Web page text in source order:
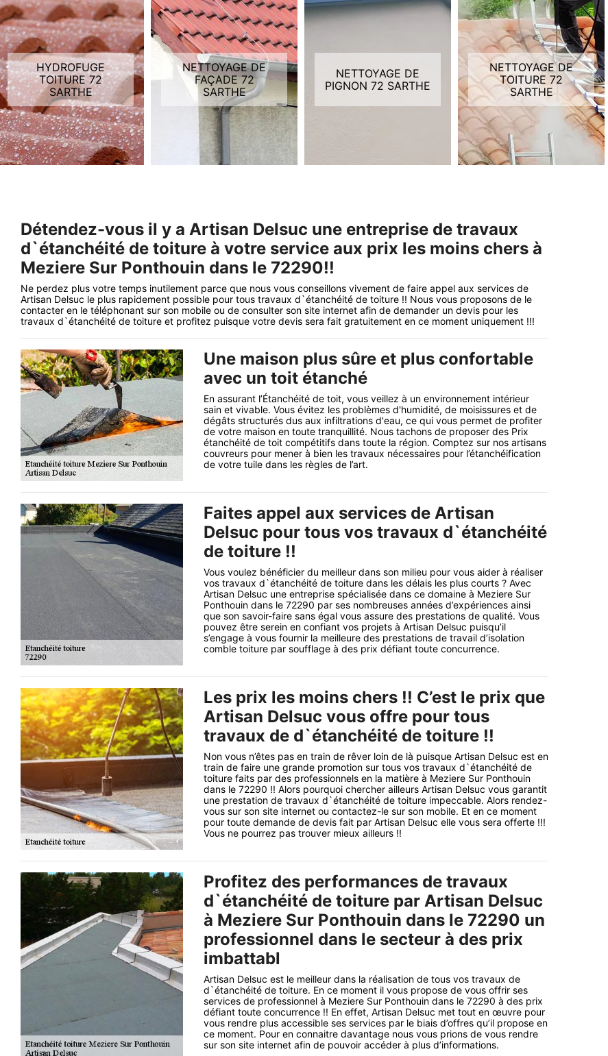
HYDROFUGE
TOITURE 72
SARTHE
NETTOYAGE DE
FAÇADE 72
SARTHE
NETTOYAGE DE
PIGNON 72 SARTHE
NETTOYAGE DE
TOITURE 72
SARTHE
Détendez-vous il y a Artisan Delsuc une entreprise de travaux
d`étanchéité de toiture à votre service aux prix les moins chers à
Meziere Sur Ponthouin dans le 72290!!
Ne perdez plus votre temps inutilement parce que nous vous conseillons vivement de faire appel aux services de
Artisan Delsuc le plus rapidement possible pour tous travaux d`étanchéité de toiture !! Nous vous proposons de le
contacter en le téléphonant sur son mobile ou de consulter son site internet afin de demander un devis pour les
travaux d`étanchéité de toiture et profitez puisque votre devis sera fait gratuitement en ce moment uniquement !!!
Une maison plus sûre et plus confortable
avec un toit étanché
En assurant l’Étanchéité de toit, vous veillez à un environnement intérieur
sain et vivable. Vous évitez les problèmes d'humidité, de moisissures et de
dégâts structurés dus aux infiltrations d'eau, ce qui vous permet de profiter
de votre maison en toute tranquillité. Nous tachons de proposer des Prix
étanchéité de toit compétitifs dans toute la région. Comptez sur nos artisans
couvreurs pour mener à bien les travaux nécessaires pour l’étanchéification
de votre tuile dans les règles de l’art.
Faites appel aux services de Artisan
Delsuc pour tous vos travaux d`étanchéité
de toiture !!
Vous voulez bénéficier du meilleur dans son milieu pour vous aider à réaliser
vos travaux d`étanchéité de toiture dans les délais les plus courts ? Avec
Artisan Delsuc une entreprise spécialisée dans ce domaine à Meziere Sur
Ponthouin dans le 72290 par ses nombreuses années d’expériences ainsi
que son savoir-faire sans égal vous assure des prestations de qualité. Vous
pouvez être serein en confiant vos projets à Artisan Delsuc puisqu’il
s’engage à vous fournir la meilleure des prestations de travail d’isolation
comble toiture par soufflage à des prix défiant toute concurrence.
Les prix les moins chers !! C’est le prix que
Artisan Delsuc vous offre pour tous
travaux de d`étanchéité de toiture !!
Non vous n’êtes pas en train de rêver loin de là puisque Artisan Delsuc est en
train de faire une grande promotion sur tous vos travaux d`étanchéité de
toiture faits par des professionnels en la matière à Meziere Sur Ponthouin
dans le 72290 !! Alors pourquoi chercher ailleurs Artisan Delsuc vous garantit
une prestation de travaux d`étanchéité de toiture impeccable. Alors rendez-
vous sur son site internet ou contactez-le sur son mobile. Et en ce moment
pour toute demande de devis fait par Artisan Delsuc elle vous sera offerte !!!
Vous ne pourrez pas trouver mieux ailleurs !!
Profitez des performances de travaux
d`étanchéité de toiture par Artisan Delsuc
à Meziere Sur Ponthouin dans le 72290 un
professionnel dans le secteur à des prix
imbattabl
Artisan Delsuc est le meilleur dans la réalisation de tous vos travaux de
d`étanchéité de toiture. En ce moment il vous propose de vous offrir ses
services de professionnel à Meziere Sur Ponthouin dans le 72290 à des prix
défiant toute concurrence !! En effet, Artisan Delsuc met tout en œuvre pour
vous rendre plus accessible ses services par le biais d’offres qu’il propose en
ce moment. Pour en connaitre davantage nous vous prions de vous rendre
sur son site internet afin de pouvoir accéder à plus d’informations.